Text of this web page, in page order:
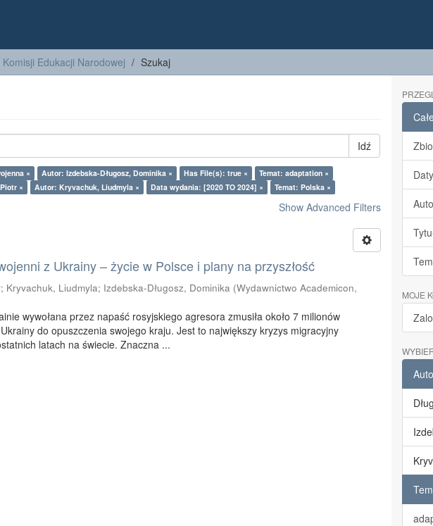
Edukacji Narodowej Szukaj
Idź
× Autor: Izdebska-Długosz, Dominika × Has File(s): true ×
Temat: adaptation ×
×
Autor: Kryvachuk, Liudmyla × Data wydania: [2020 TO 2024] × Temat: Polska ×
Show Advanced Filters
z Ukrainy – życie w Polsce i plany na przyszłość
; Kryvachuk, Liudmyla; Izdebska-Długosz, Dominika (Wydawnictwo Academicon,
wywołana przez napaść rosyjskiego agresora zmusiła około 7 milionów
do opuszczenia swojego kraju. Jest to największy kryzys migracyjny
latach na świecie. Znaczna ...
MOJE